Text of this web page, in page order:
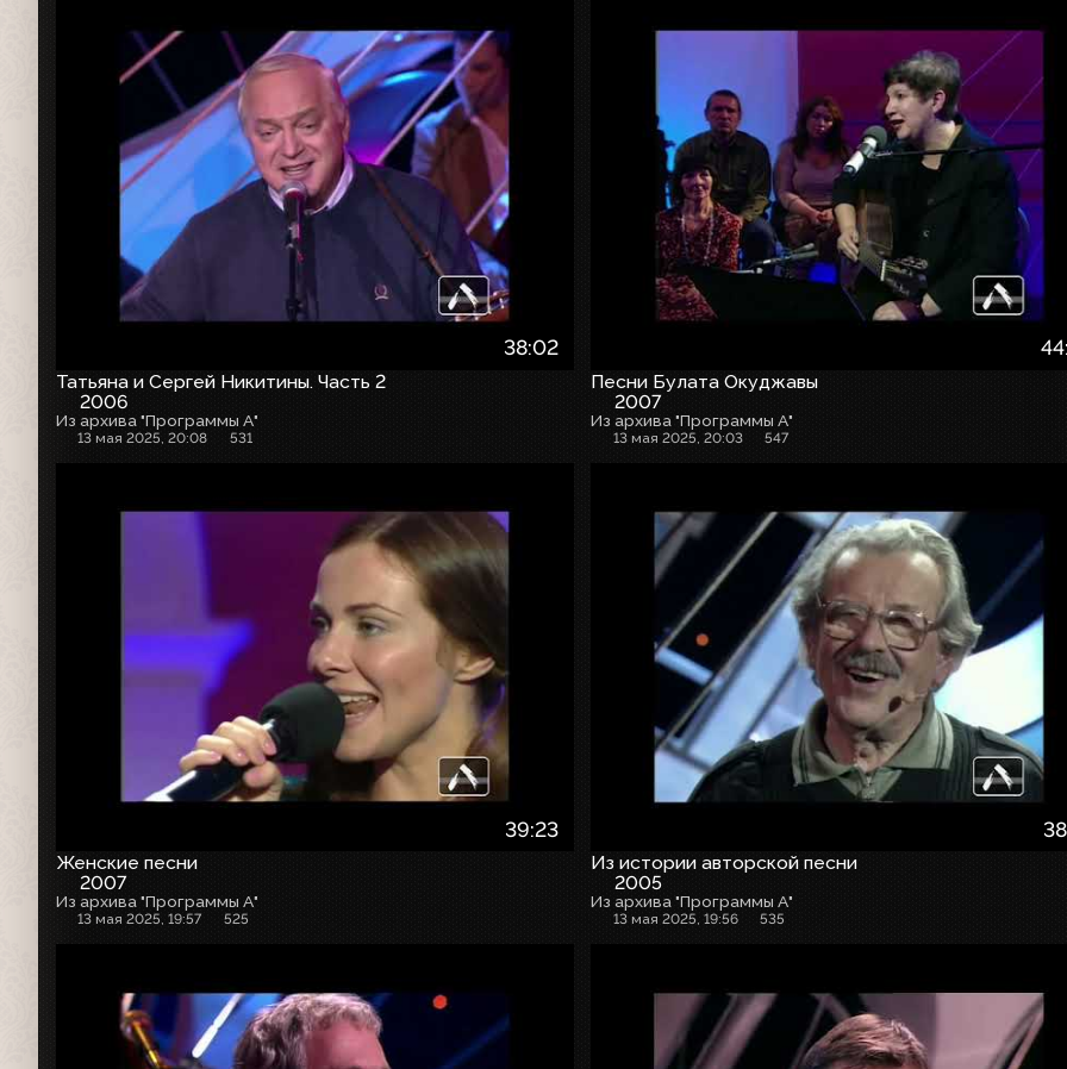
38:02
Татьяна и Сергей Никитины. Часть 2
2006
Из архива "Программы А"
13 мая 2025, 20:08 531
Песни Булата Окуджавы
2007
Из архива "Программы А"
13 мая 2025, 20:03 547
39:23
Женские песни
2007
Из архива "Программы А"
13 мая 2025, 19:57 525
Из истории авторской песни
2005
Из архива "Программы А"
13 мая 2025, 19:56 535